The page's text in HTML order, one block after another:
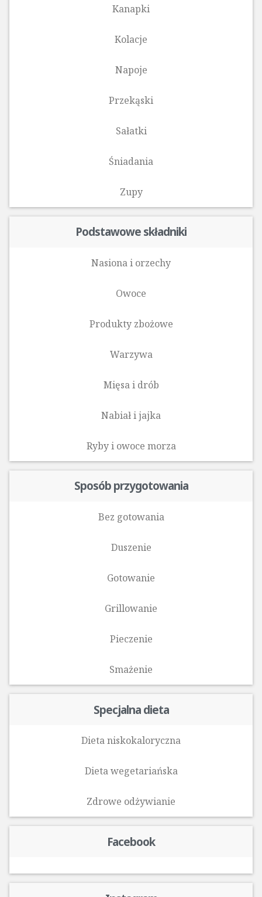
Kanapki
Kolacje
Napoje
Przekąski
Sałatki
Śniadania
Zupy
Podstawowe składniki
Nasiona i orzechy
Owoce
Produkty zbożowe
Warzywa
Mięsa i drób
Nabiał i jajka
Ryby i owoce morza‎
Sposób przygotowania
Bez gotowania
Duszenie
Gotowanie
Grillowanie
Pieczenie
Smażenie
Specjalna dieta
Dieta niskokaloryczna
Dieta wegetariańska
Zdrowe odżywianie
Facebook